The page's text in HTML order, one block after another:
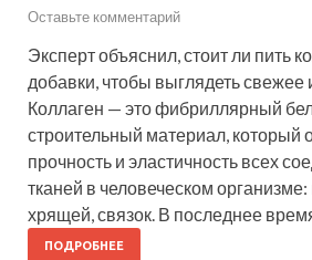
Оставьте комментарий
Эксперт объяснил, стоит ли пить
добавки, чтобы выглядеть свежее
Коллаген — это фибриллярный
строительный материал, который
прочность и эластичность всех
тканей в человеческом организме:
хрящей, связок. В последнее
ПОДРОБНЕЕ